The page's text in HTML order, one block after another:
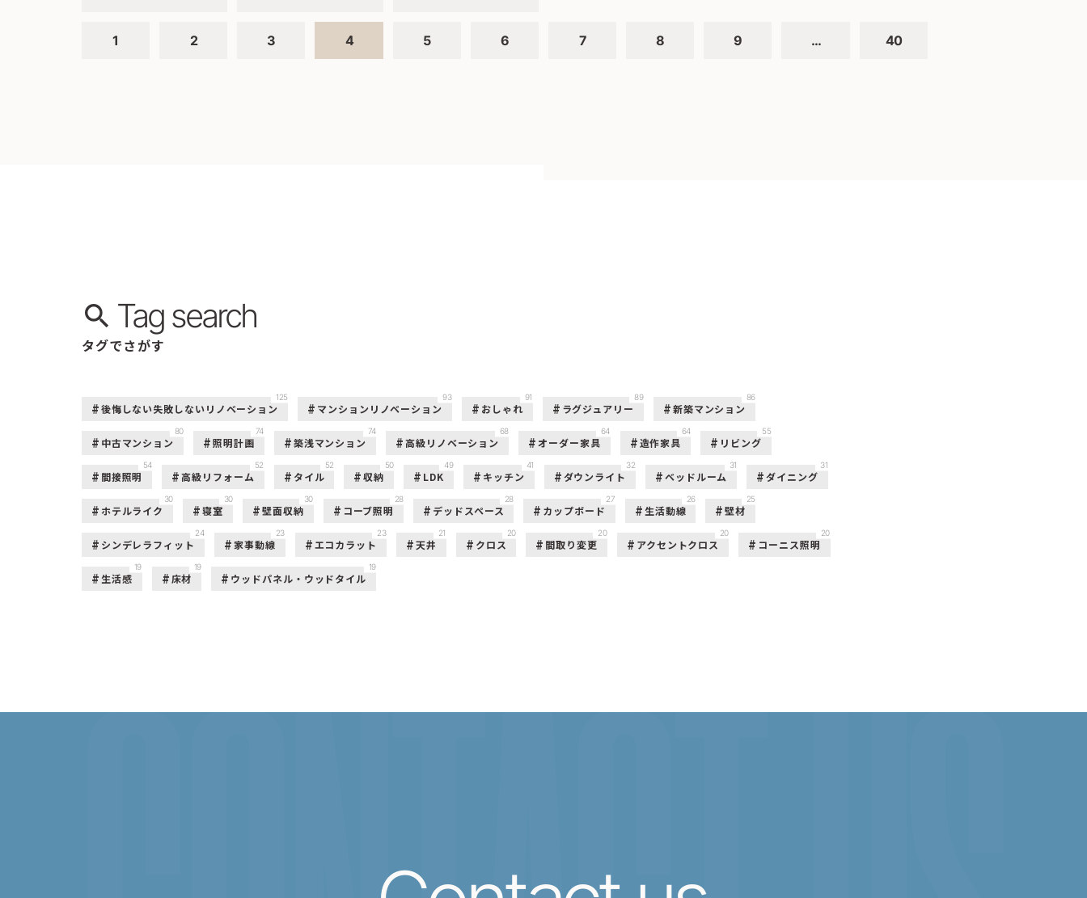
1 2 3 4 5 6 7 8 9 … 40
Tag search
タグでさがす
後悔しない失敗しないリノベーション
125
マンションリノベーション
93
おしゃれ
91
ラグジュアリー
89
新築マンション
86
中古マンション
80
照明計画
74
築浅マンション
74
高級リノベーション
68
オーダー家具
64
造作家具
64
リビング
55
間接照明
54
高級リフォーム
52
タイル
52
収納
50
LDK
49
キッチン
41
ダウンライト
32
ベッドルーム
31
ダイニング
31
ホテルライク
30
寝室
30
壁面収納
30
コーブ照明
28
デッドスペース
28
カップボード
27
生活動線
26
壁材
25
シンデレラフィット
24
家事動線
23
エコカラット
23
天井
21
クロス
20
間取り変更
20
アクセントクロス
20
コーニス照明
20
生活感
19
床材
19
ウッドパネル・ウッドタイル
19